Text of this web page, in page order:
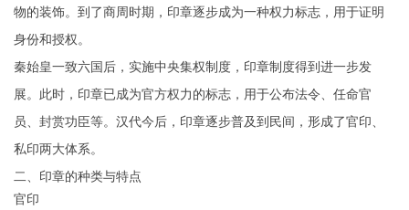
物的装饰。到了商周时期，印章逐步成为一种权力标志，用于证明
身份和授权。
秦始皇一致六国后，实施中央集权制度，印章制度得到进一步发
展。此时，印章已成为官方权力的标志，用于公布法令、任命官
员、封赏功臣等。汉代今后，印章逐步普及到民间，形成了官印、
私印两大体系。
二、印章的种类与特点
官印